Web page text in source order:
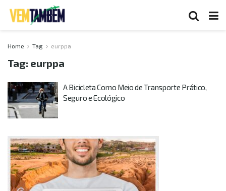
Home Tag eurppa
Tag: eurppa
A Bicicleta Como Meio de Transporte Prático,
Seguro e Ecológico